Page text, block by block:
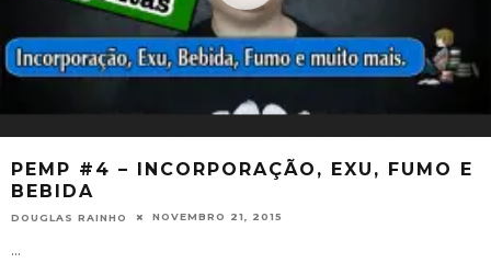
PEMP #4 – INCORPORAÇÃO, EXU, FUMO E
BEBIDA
DOUGLAS RAINHO NOVEMBRO 21, 2015
...